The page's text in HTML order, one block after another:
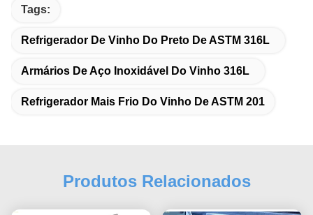
Tags:
Refrigerador De Vinho Do Preto De ASTM 316L
Armários De Aço Inoxidável Do Vinho 316L
Refrigerador Mais Frio Do Vinho De ASTM 201
Produtos Relacionados